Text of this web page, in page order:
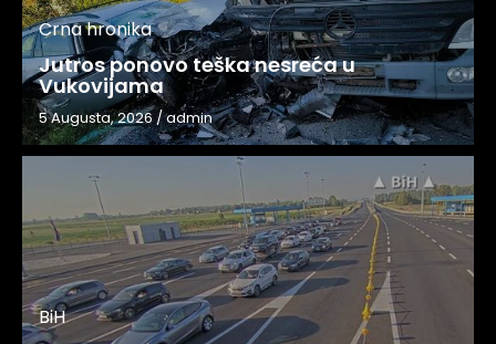
Crna hronika
Jutros ponovo teška nesreća u
Vukovijama
5 Augusta, 2026/admin
BiH